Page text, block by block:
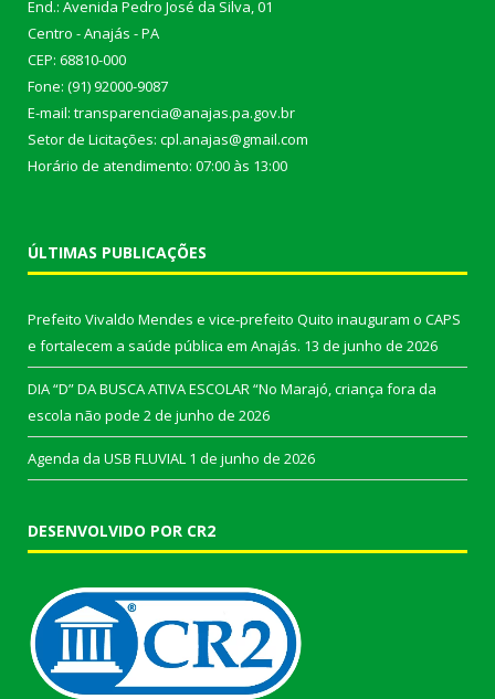
End.: Avenida Pedro José da Silva, 01
Centro - Anajás - PA
CEP: 68810-000
Fone: (91) 92000-9087
E-mail: transparencia@anajas.pa.gov.br
Setor de Licitações: cpl.anajas@gmail.com
Horário de atendimento: 07:00 às 13:00
ÚLTIMAS PUBLICAÇÕES
Prefeito Vivaldo Mendes e vice-prefeito Quito inauguram o CAPS
e fortalecem a saúde pública em Anajás. 13 de junho de 2026
DIA “D” DA BUSCA ATIVA ESCOLAR “No Marajó, criança fora da
escola não pode 2 de junho de 2026
Agenda da USB FLUVIAL 1 de junho de 2026
DESENVOLVIDO POR CR2